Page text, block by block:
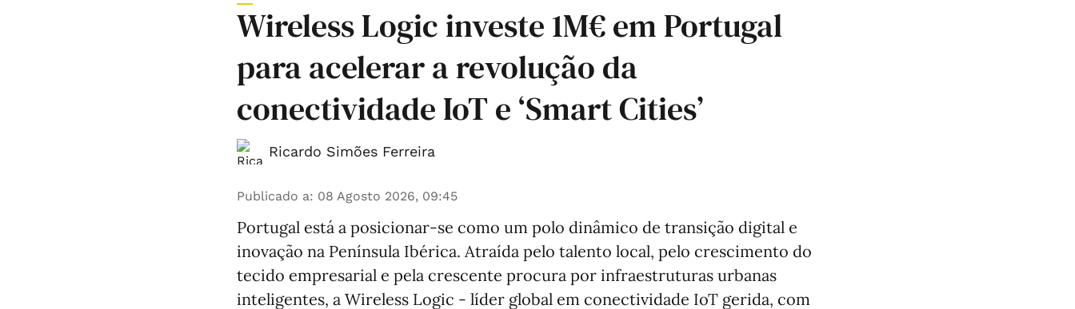
Wireless Logic investe 1M€ em Portugal
para acelerar a revolução da
conectividade IoT e ‘Smart Cities’
Ricardo Simões Ferreira
Publicado a: 08 Agosto 2026, 09:45
Portugal está a posicionar-se como um polo dinâmico de transição digital e
inovação na Península Ibérica. Atraída pelo talento local, pelo crescimento do
tecido empresarial e pela crescente procura por infraestruturas urbanas
inteligentes, a Wireless Logic - líder global em conectividade IoT gerida, com